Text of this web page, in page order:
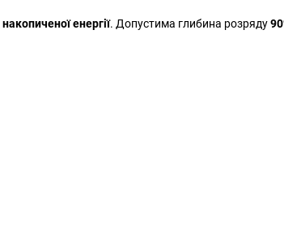
енергії. Допустима глибина розряду